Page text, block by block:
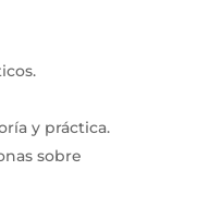
y práctica.
sobre